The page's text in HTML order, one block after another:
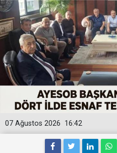
16:42
07 Ağustos 2026